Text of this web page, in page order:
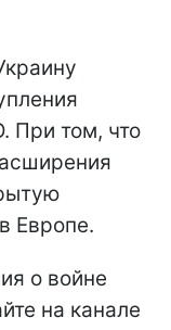
При том, что
Европе.
о войне
на канале